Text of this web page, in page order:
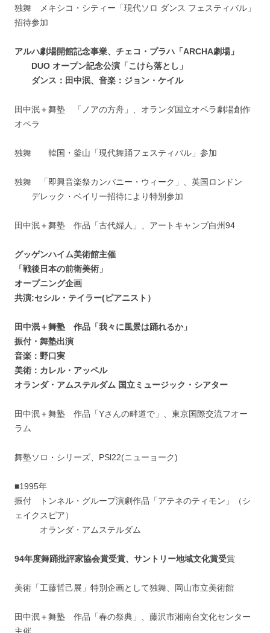
独舞 メキシコ・シティー「現代ソロ ダンス フェスティバル」
招待参加
アルハ劇場開館記念事業、チェコ・プラハ「ARCHA劇場」
DUO オープン記念公演「こけら落とし」
ダンス：田中泯、音楽：ジョン・ケイル
田中泯＋舞塾 「ノアの方舟」、オランダ国立オペラ劇場創作
オペラ
独舞 韓国・釜山「現代舞踊フェスティバル」参加
独舞 「即興音楽祭カンパニー・ウィーク」、英国ロンドン
デレック・ベイリー招待により特別参加
田中泯＋舞塾 作品「古代婦人」、アートキャンプ白州94
グッゲンハイム美術館主催
「戦後日本の前衛美術」
オープニング企画
共演:セシル・テイラー(ピアニスト）
田中泯＋舞塾 作品「我々に風景は踊れるか」
振付・舞塾出演
音楽：野口実
美術：カレル・アッペル
オランダ・アムステルダム 国立ミュージック・シアター
田中泯＋舞塾 作品「Yさんの畔道で」、東京国際交流フオー
ラム
舞塾ソロ・シリーズ、PSl22(ニューョーク)
■1995年
振付 トンネル・グループ演劇作品「アテネのティモン」（シ
ェイクスピア）
オランダ・アムステルダム
94年度舞踊批評家協会賞受賞、サントリー地域文化賞受賞
美術「工藤哲己展」特別企画として独舞、岡山市立美術館
田中泯＋舞塾 作品「春の祭典」、藤沢市湘南台文化センター